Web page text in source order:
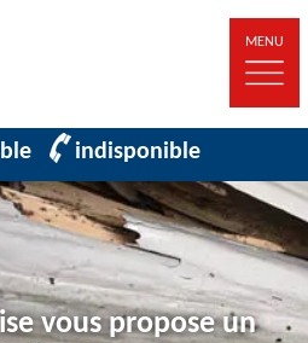
MENU
indisponible
vous propose un